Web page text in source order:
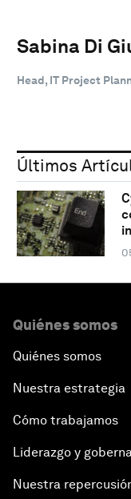
Sabina Di
Head, IT Project
Últimos
Quiénes somos
Quiénes somos
Nuestra estrategia
Cómo trabajamos
Liderazgo y
Nuestra